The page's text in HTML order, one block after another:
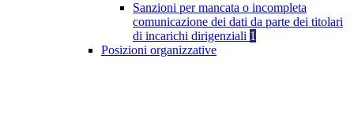
Sanzioni per mancata o incompleta
comunicazione dei dati da parte dei titolari
di incarichi dirigenziali 1
Posizioni organizzative